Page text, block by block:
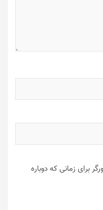
برای زمانی که دوباره